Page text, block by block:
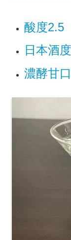
酸度2.5
日本酒
濃酵甘口